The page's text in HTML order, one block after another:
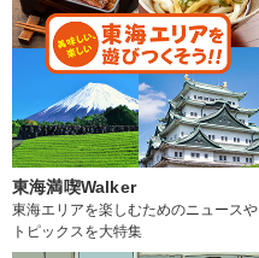
東海満喫Walker
東海エリアを楽しむためのニュースや
トピックスを大特集